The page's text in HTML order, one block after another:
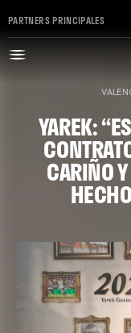
PARTNERS PRINCIPALES
YAREK:
CARIÑO